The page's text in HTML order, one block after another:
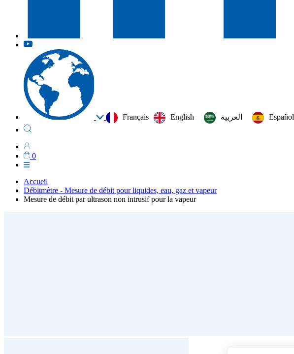
Français English العربية‏ Español
0
Accueil
Débitmètre - Mesure de débit pour liquides, eau, gaz et vapeur
Mesure de débit par ultrason non intrusif pour la vapeur